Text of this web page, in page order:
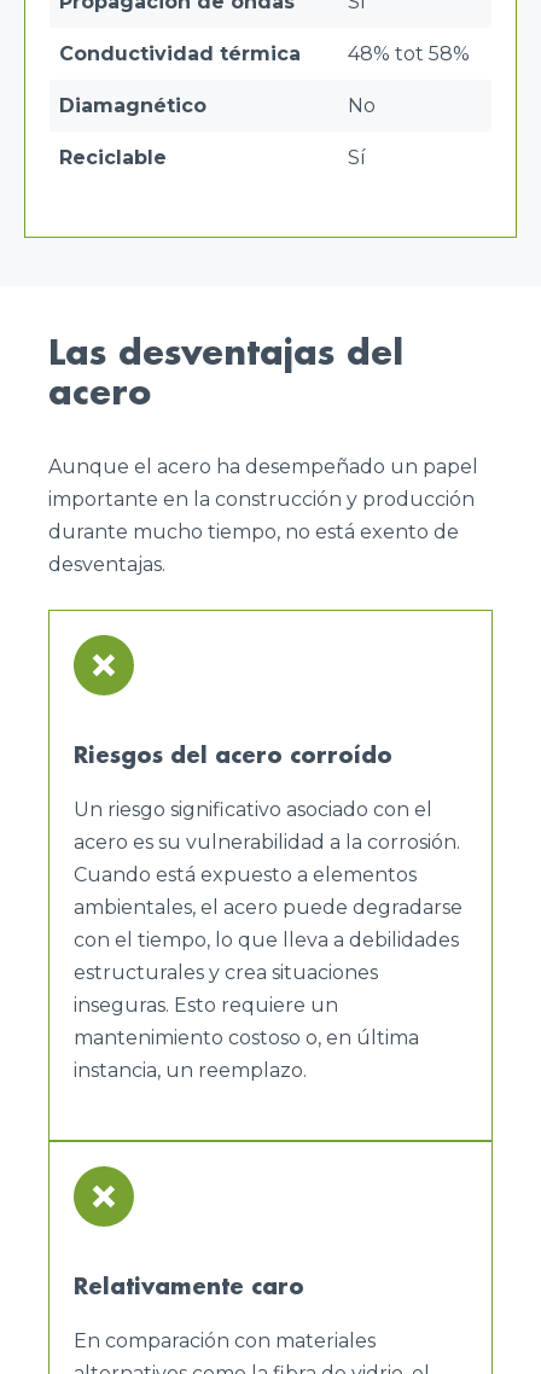
Conductividad térmica 48% tot 58%
Diamagnético No
Reciclable Sí
Las desventajas del
acero
Aunque el acero ha desempeñado un papel
importante en la construcción y producción
durante mucho tiempo, no está exento de
desventajas.
Riesgos del acero corroído
Un riesgo significativo asociado con el
acero es su vulnerabilidad a la corrosión.
Cuando está expuesto a elementos
ambientales, el acero puede degradarse
con el tiempo, lo que lleva a debilidades
estructurales y crea situaciones
inseguras. Esto requiere un
mantenimiento costoso o, en última
instancia, un reemplazo.
Relativamente caro
En comparación con materiales